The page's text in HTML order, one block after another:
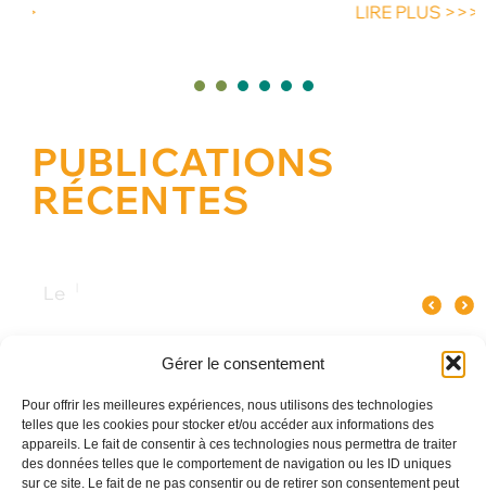
Gérer le consentement
Pour offrir les meilleures expériences, nous utilisons des technologies
telles que les cookies pour stocker et/ou accéder aux informations des
appareils. Le fait de consentir à ces technologies nous permettra de traiter
des données telles que le comportement de navigation ou les ID uniques
sur ce site. Le fait de ne pas consentir ou de retirer son consentement peut
PUBLICATIONS
RÉCENTES
Les meilleures ani
événement d’entreprise à Paris ?
du champagne ?